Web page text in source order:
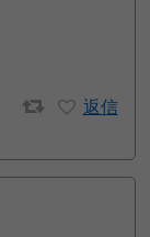
返信